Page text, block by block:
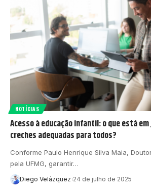
NOTÍCIAS
Acesso à educação infantil: o que está
creches adequadas para todos?
Conforme Paulo Henrique Silva Maia,
pela UFMG, garantir…
Diego Velázquez 24 de julho de 2025